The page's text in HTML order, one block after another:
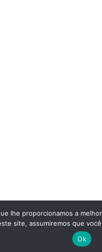
lhe proporcionamos a
site, assumiremos que
Ok